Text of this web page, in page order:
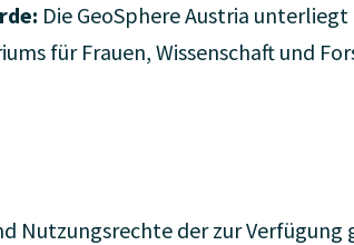
Die GeoSphere Austria
für Frauen, Wissenschaft und
Nutzungsrechte der zur